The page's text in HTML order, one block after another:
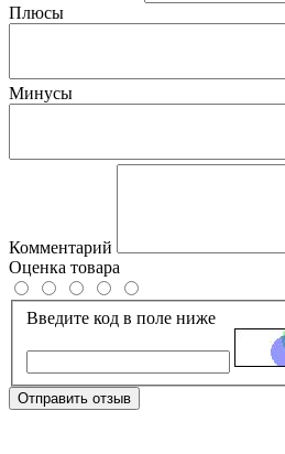
Плюсы
Минусы
Комментарий
Оценка товара
Введите код в поле ниже
Отправить отзыв